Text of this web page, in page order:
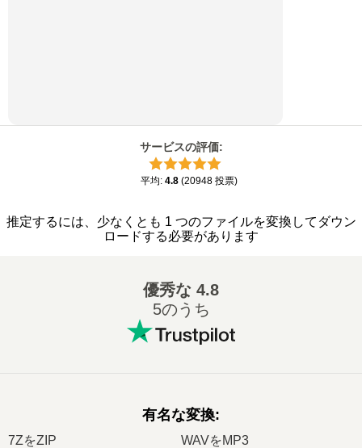
サービスの評価:
平均: 4.8 (20948 投票)
推定するには、少なくとも 1 つのファイルを変換してダウン
ロードする必要があります
優秀な 4.8
5のうち
有名な変換:
7ZをZIP WAVをMP3